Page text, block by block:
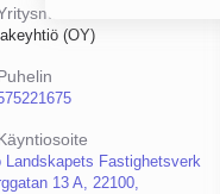
(OY)
Landskapets Fastighetsverk
13 A, 22100,